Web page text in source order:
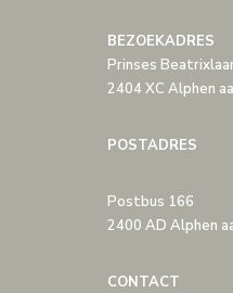
BEZOEKADRES
Prinses
2404 XC Alphen
POSTADRES
Postbus 166
2400 AD Alphen
CONTACT